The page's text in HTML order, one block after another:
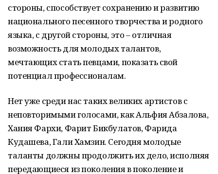
стороны, способствует сохранению и развитию
национального песенного творчества и родного
языка, с другой стороны, это – отличная
возможность для молодых талантов,
мечтающих стать певцами, показать свой
потенциал профессионалам.
Нет уже среди нас таких великих артистов с
неповторимыми голосами, как Альфия Абзалова,
Хания Фархи, Фарит Бикбулатов, Фарида
Кудашева, Гали Хамзин. Сегодня молодые
таланты должны продолжить их дело, исполняя
передающиеся из поколения в поколение и